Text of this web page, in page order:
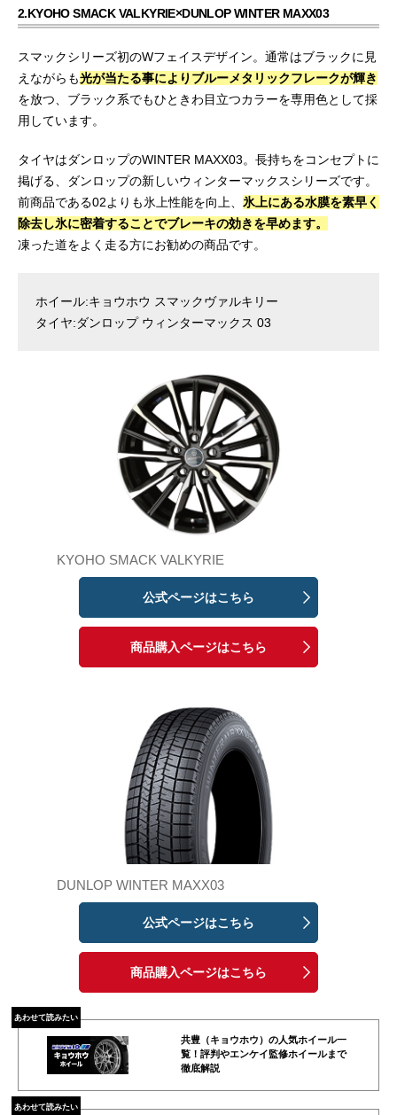
2.KYOHO SMACK VALKYRIE×DUNLOP WINTER MAXX03
スマックシリーズ初のWフェイスデザイン。通常はブラックに見
えながらも光が当たる事によりブルーメタリックフレークが輝き
を放つ、ブラック系でもひときわ目立つカラーを専用色として採
用しています。
タイヤはダンロップのWINTER MAXX03。長持ちをコンセプトに
掲げる、ダンロップの新しいウィンターマックスシリーズです。
前商品である02よりも氷上性能を向上、 氷上にある水膜を素早く
除去し氷に密着することでブレーキの効きを早めます。
凍った道をよく走る方にお勧めの商品です。
ホイール:キョウホウ スマックヴァルキリー
タイヤ:ダンロップ ウィンターマックス 03
KYOHO SMACK VALKYRIE
公式ページはこちら
商品購入ページはこちら
DUNLOP WINTER MAXX03
公式ページはこちら
商品購入ページはこちら
あわせて読みたい
共豊（キョウホウ）の人気ホイール一
覧！評判やエンケイ監修ホイールまで
徹底解説
あわせて読みたい